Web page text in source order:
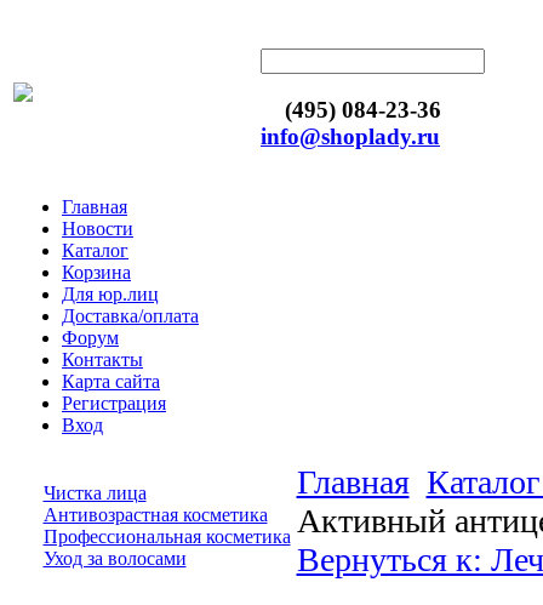
(495) 084-23-36
info@shoplady.ru
Главная
Новости
Каталог
Корзина
Для юр.лиц
Доставка/оплата
Форум
Контакты
Карта сайта
Регистрация
Вход
Чистка лица
Антивозрастная косметика
Профессиональная косметика
Уход за волосами
Главная
Активный
Вернуться к: